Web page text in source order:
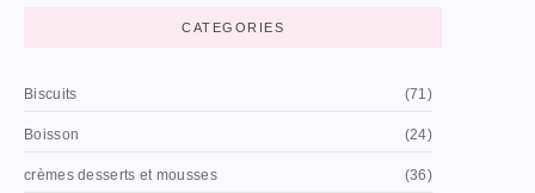
CATEGORIES
Biscuits (71)
Boisson (24)
crèmes desserts et mousses (36)